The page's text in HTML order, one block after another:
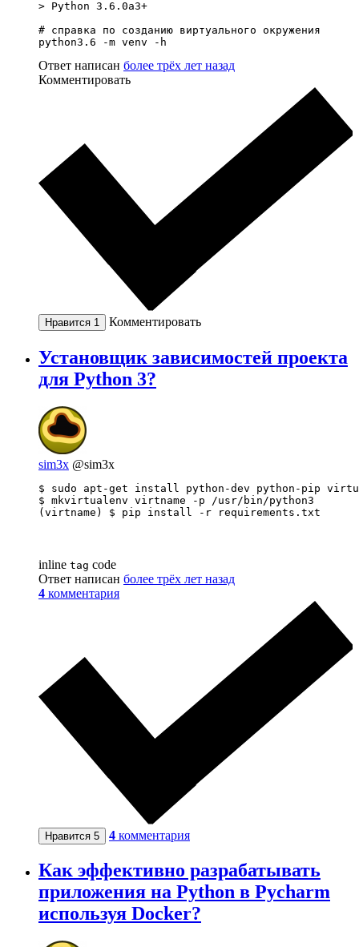
> Python 3.6.0a3+
# справка по созданию виртуального окружения
python3.6 -m venv -h
Ответ написан более трёх лет назад
Комментировать
Нравится 1 Комментировать
Установщик зависимостей проекта
для Python 3?
sim3x @sim3x
$ sudo apt-get install python-dev python-pip
$ mkvirtualenv virtname -p /usr/bin/python3
(virtname) $ pip install -r requirements.txt
inline tag code
Ответ написан более трёх лет назад
4 комментария
Нравится 5 4 комментария
Как эффективно разрабатывать
приложения на Python в Pycharm
используя Docker?